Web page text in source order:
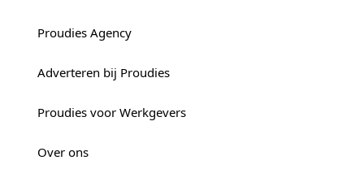
Proudies Agency
Adverteren bij Proudies
Proudies voor Werkgevers
Over ons